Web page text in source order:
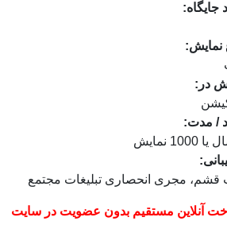
جایگاه:
نمایش:
در:
/ مدت:
نمایش
قشم، مجری انحصاری تبلیغات مجتمع
آنلاین مستقیم بدون عضویت در سایت